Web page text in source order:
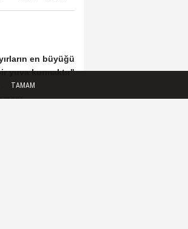
en büyüğü
yuva kurmaktır"
TAMAM